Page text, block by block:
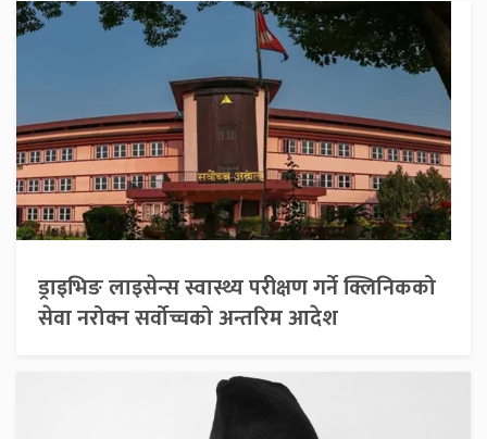
ड्राइभिङ लाइसेन्स स्वास्थ्य परीक्षण गर्ने क्लिनिकको
सेवा नरोक्न सर्वोच्चको अन्तरिम आदेश